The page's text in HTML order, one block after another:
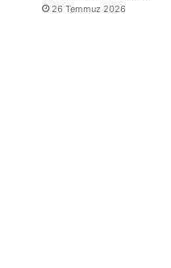
26 Temmuz 2026